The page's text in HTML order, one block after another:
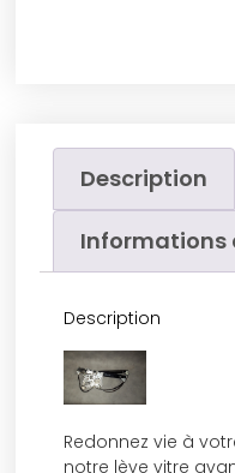
Description
Informations
Description
Redonnez vie à
notre lève vitre